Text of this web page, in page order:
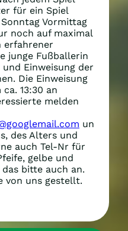
für ein Spiel
Vormittag
noch auf maximal
erfahrener
junge Fußballerin
Einweisung der
Die Einweisung
13:30 an
melden
un
des Alters und
auch Tel-Nr für
gelbe und
bitte auch an.
von uns gestellt.